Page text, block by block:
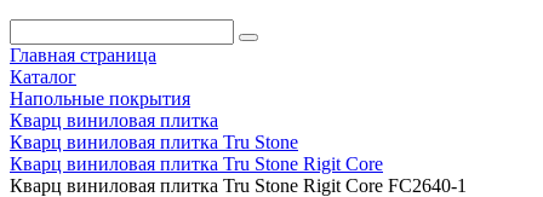
Главная страница
Каталог
Напольные покрытия
Кварц виниловая плитка
Кварц виниловая плитка Tru Stone
Кварц виниловая плитка Tru Stone Rigit Core
Кварц виниловая плитка Tru Stone Rigit Core FC2640-1